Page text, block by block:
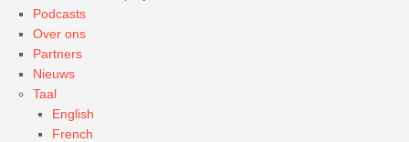
Podcasts
Over ons
Partners
Nieuws
Taal
English
French